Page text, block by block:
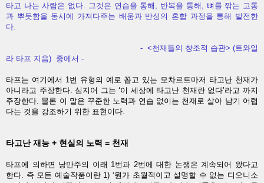
타고 나는 사람은 없다. 그것은 연습을 통해, 반복을 통해, 뼈를 깎는 고통
과 뿌듯함을 동시에 가져다주는 배움과 반성의 혼합 과정을 통해 발전한
다.
- <천재들의 창조적 습관> (트와일
라 타프 지음) 중에서 -
타프는 여기에서 1번 유형의 예로 꼽고 있는 모차르트마저 타고난 천재가
아니라고 주장한다. 심지어 그는 ‘이 세상에 타고난 천재란 없다’라고 까지
주장한다. 물론 이 말은 꾸준한 노력과 연습 없이는 천재로 살아 남기 어렵
다는 것을 강조하기 위한 표현이다.
타고난 재능 + 현실의 노력 = 천재
타프에 의하면 낭만주의 이래 1번과 2번에 대한 논쟁은 계속되어 왔다고
한다. 즉 모든 예술작품이란 1) ‘뭔가 초월적이고 설명할 수 없는 디오니소